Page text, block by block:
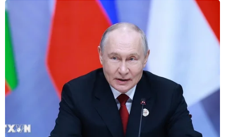
căng thẳng
07/08/2026 23:53
Việt Nam khẳng định vị thế tại triển
lãm thương mại quốc tế của Ấn Độ
07/08/2026 23:08
Xây dựng và phát triển Việt Nam trở